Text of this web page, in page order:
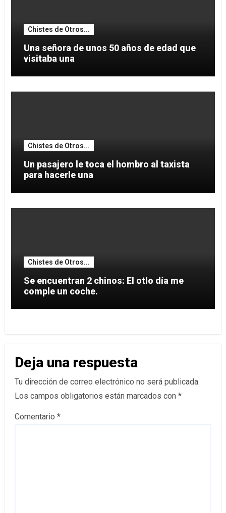
Chistes de Otros...
Una señora de unos 50 años de edad que
visitaba una
Chistes de Otros...
Un pasajero le toca el hombro al taxista
para hacerle una
Chistes de Otros...
Se encuentran 2 chinos: El otlo día me
comple un coche.
Deja una respuesta
Tu dirección de correo electrónico no será publicada.
Los campos obligatorios están marcados con *
Comentario *